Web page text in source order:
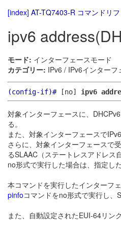
[index] AT-TQ7403-R コマンドリ
ipv6
モード: インターフェースモード
カテゴリー: IPv6 / IPv6インターフ
(config-if)#[no] ipv6
対象インターフェースに、
る。
また、対象インターフェースで
さらに、対象インターフェースで
るSLAAC（ステートレスアドレス
no形式で実行した場合は、指定し
本コマンドを実行したインターフ
pinfoコマンドをno形式で実行し
また、自動設定されたEUI-64リン